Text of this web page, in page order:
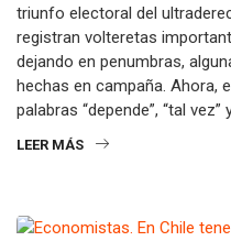
triunfo electoral del
registran volteretas
dejando en penumbras,
hechas en campaña. Ahora,
palabras “depende”, “tal
LEER MÁS